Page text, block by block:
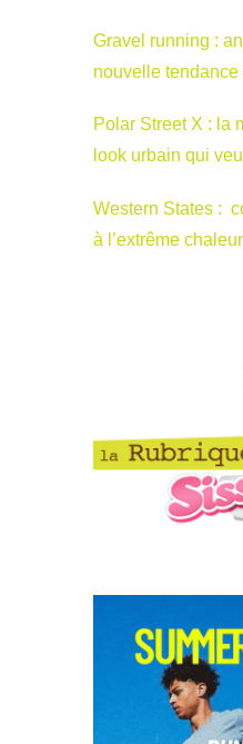
Gravel running :
nouvelle tendance
Polar Street X : la
look urbain qui
Western States :
à l’extrême